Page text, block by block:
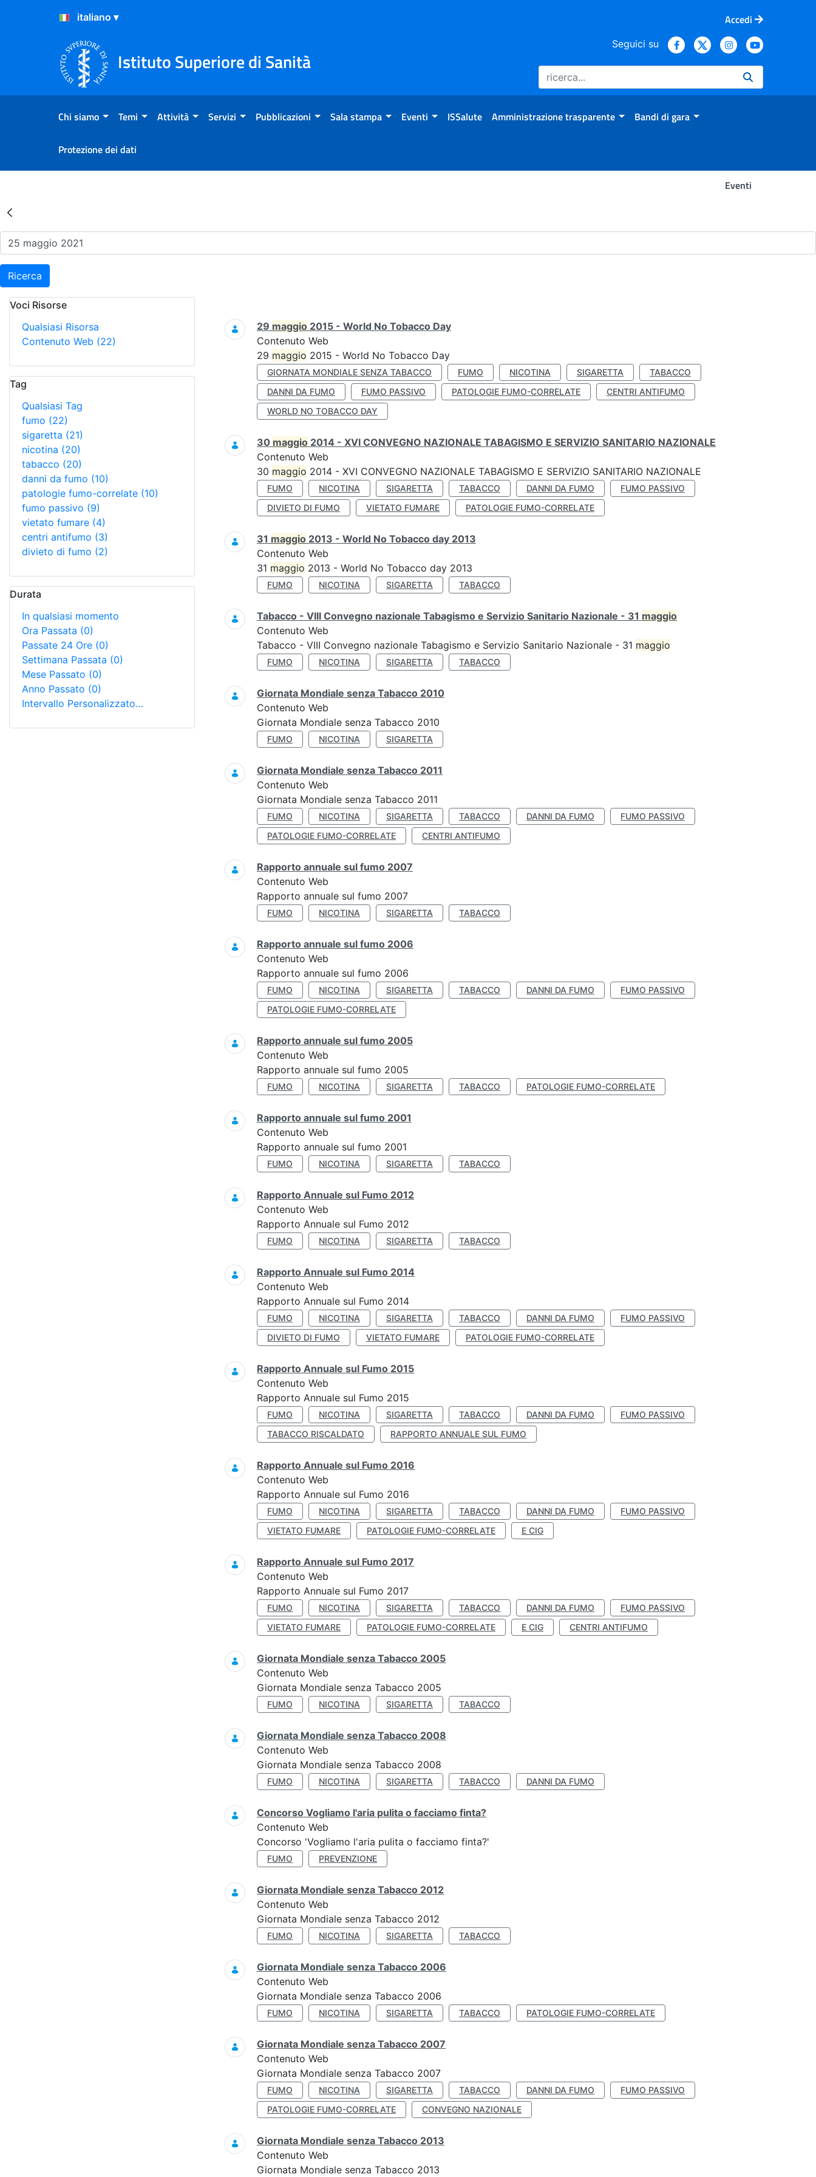
Salta al Contenuto
Salta al Footer
Accedi
Istituto Superiore di Sanità
Seguici su
Chi siamo Temi Attività Servizi Pubblicazioni Sala stampa Eventi ISSalute Amministrazione trasparente Bandi di gara
Protezione dei dati
Eventi
Risultati della Ricerca - Eventi
Ricerca
Voci Risorse
Qualsiasi Risorsa
Contenuto Web (22)
Tag
Qualsiasi Tag
fumo (22)
sigaretta (21)
nicotina (20)
tabacco (20)
danni da fumo (10)
patologie fumo-correlate (10)
fumo passivo (9)
vietato fumare (4)
centri antifumo (3)
divieto di fumo (2)
Durata
In qualsiasi momento
Ora Passata (0)
Passate 24 Ore (0)
Settimana Passata (0)
Mese Passato (0)
Anno Passato (0)
Intervallo Personalizzato…
Ricerca
29 maggio 2015 - World No Tobacco Day
Contenuto Web
29 maggio 2015 - World No Tobacco Day
GIORNATA MONDIALE SENZA TABACCO FUMO NICOTINA SIGARETTA
TABACCO
DANNI DA FUMO
FUMO PASSIVO PATOLOGIE FUMO-CORRELATE
CENTRI ANTIFUMO
WORLD NO TOBACCO DAY
30 maggio 2014 - XVI CONVEGNO NAZIONALE TABAGISMO E SERVIZIO SANITARIO NAZIONALE
Contenuto Web
30 maggio 2014 - XVI CONVEGNO NAZIONALE TABAGISMO E SERVIZIO SANITARIO NAZIONALE
FUMO NICOTINA SIGARETTA TABACCO DANNI DA FUMO
FUMO PASSIVO
DIVIETO DI FUMO
VIETATO FUMARE PATOLOGIE FUMO-CORRELATE
31 maggio 2013 - World No Tobacco day 2013
Contenuto Web
31 maggio 2013 - World No Tobacco day 2013
FUMO NICOTINA SIGARETTA TABACCO
Tabacco - VIII Convegno nazionale Tabagismo e Servizio Sanitario Nazionale - 31 maggio
Contenuto Web
Tabacco - VIII Convegno nazionale Tabagismo e Servizio Sanitario Nazionale - 31 maggio
FUMO NICOTINA SIGARETTA TABACCO
Giornata Mondiale senza Tabacco 2010
Contenuto Web
Giornata Mondiale senza Tabacco 2010
FUMO NICOTINA SIGARETTA
Giornata Mondiale senza Tabacco 2011
Contenuto Web
Giornata Mondiale senza Tabacco 2011
FUMO NICOTINA SIGARETTA TABACCO DANNI DA FUMO
FUMO PASSIVO
PATOLOGIE FUMO-CORRELATE
CENTRI ANTIFUMO
Rapporto annuale sul fumo 2007
Contenuto Web
Rapporto annuale sul fumo 2007
FUMO NICOTINA SIGARETTA TABACCO
Rapporto annuale sul fumo 2006
Contenuto Web
Rapporto annuale sul fumo 2006
FUMO NICOTINA SIGARETTA TABACCO DANNI DA FUMO
FUMO PASSIVO
PATOLOGIE FUMO-CORRELATE
Rapporto annuale sul fumo 2005
Contenuto Web
Rapporto annuale sul fumo 2005
FUMO NICOTINA SIGARETTA TABACCO PATOLOGIE FUMO-CORRELATE
Rapporto annuale sul fumo 2001
Contenuto Web
Rapporto annuale sul fumo 2001
FUMO NICOTINA SIGARETTA TABACCO
Rapporto Annuale sul Fumo 2012
Contenuto Web
Rapporto Annuale sul Fumo 2012
FUMO NICOTINA SIGARETTA TABACCO
Rapporto Annuale sul Fumo 2014
Contenuto Web
Rapporto Annuale sul Fumo 2014
FUMO NICOTINA SIGARETTA TABACCO DANNI DA FUMO
FUMO PASSIVO
DIVIETO DI FUMO
VIETATO FUMARE PATOLOGIE FUMO-CORRELATE
Rapporto Annuale sul Fumo 2015
Contenuto Web
Rapporto Annuale sul Fumo 2015
FUMO NICOTINA SIGARETTA TABACCO DANNI DA FUMO
FUMO PASSIVO
TABACCO RISCALDATO
RAPPORTO ANNUALE SUL FUMO
Rapporto Annuale sul Fumo 2016
Contenuto Web
Rapporto Annuale sul Fumo 2016
FUMO NICOTINA SIGARETTA TABACCO DANNI DA FUMO
FUMO PASSIVO
VIETATO FUMARE
PATOLOGIE FUMO-CORRELATE E CIG
Rapporto Annuale sul Fumo 2017
Contenuto Web
Rapporto Annuale sul Fumo 2017
FUMO NICOTINA SIGARETTA TABACCO DANNI DA FUMO
FUMO PASSIVO
VIETATO FUMARE
PATOLOGIE FUMO-CORRELATE E CIG CENTRI ANTIFUMO
Giornata Mondiale senza Tabacco 2005
Contenuto Web
Giornata Mondiale senza Tabacco 2005
FUMO NICOTINA SIGARETTA TABACCO
Giornata Mondiale senza Tabacco 2008
Contenuto Web
Giornata Mondiale senza Tabacco 2008
FUMO NICOTINA SIGARETTA TABACCO DANNI DA FUMO
Concorso Vogliamo l'aria pulita o facciamo finta?
Contenuto Web
Concorso 'Vogliamo l'aria pulita o facciamo finta?'
FUMO PREVENZIONE
Giornata Mondiale senza Tabacco 2012
Contenuto Web
Giornata Mondiale senza Tabacco 2012
FUMO NICOTINA SIGARETTA TABACCO
Giornata Mondiale senza Tabacco 2006
Contenuto Web
Giornata Mondiale senza Tabacco 2006
FUMO NICOTINA SIGARETTA TABACCO PATOLOGIE FUMO-CORRELATE
Giornata Mondiale senza Tabacco 2007
Contenuto Web
Giornata Mondiale senza Tabacco 2007
FUMO NICOTINA SIGARETTA TABACCO DANNI DA FUMO
FUMO PASSIVO
PATOLOGIE FUMO-CORRELATE
CONVEGNO NAZIONALE
Giornata Mondiale senza Tabacco 2013
Contenuto Web
Giornata Mondiale senza Tabacco 2013